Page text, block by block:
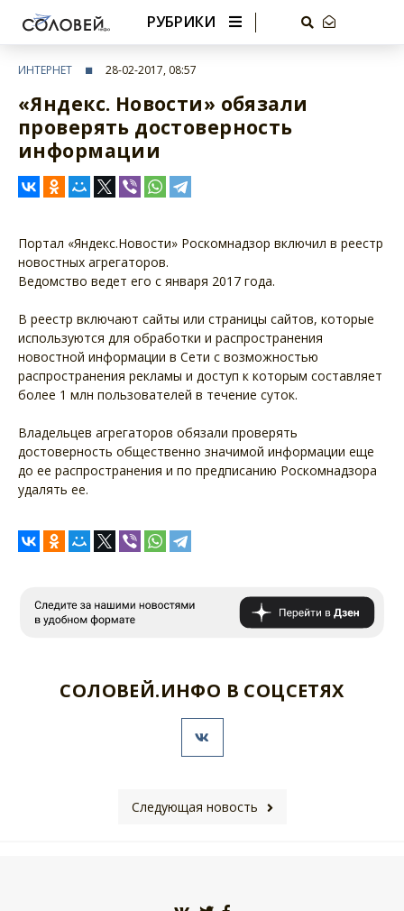
РУБРИКИ
ИНТЕРНЕТ 28-02-2017, 08:57
«Яндекс. Новости» обязали
проверять достоверность
информации
Портал «Яндекс.Новости» Роскомнадзор включил в реестр
новостных агрегаторов.
Ведомство ведет его с января 2017 года.
В реестр включают сайты или страницы сайтов, которые
используются для обработки и распространения
новостной информации в Сети с возможностью
распространения рекламы и доступ к которым составляет
более 1 млн пользователей в течение суток.
Владельцев агрегаторов обязали проверять
достоверность общественно значимой информации еще
до ее распространения и по предписанию Роскомнадзора
удалять ее.
СОЛОВЕЙ.ИНФО В СОЦСЕТЯХ
Следующая новость